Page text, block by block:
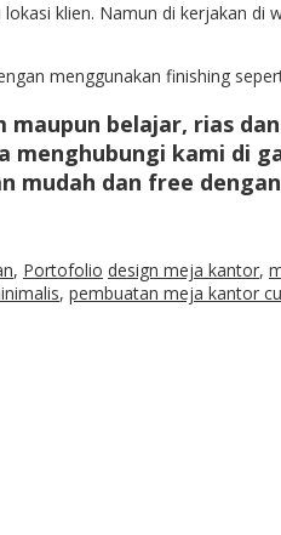
klien. Namun di kerjakan
menggunakan finishing
maupun belajar, rias
menghubungi kami di
dan free
, Portofolio design meja kantor,
, pembuatan meja kantor